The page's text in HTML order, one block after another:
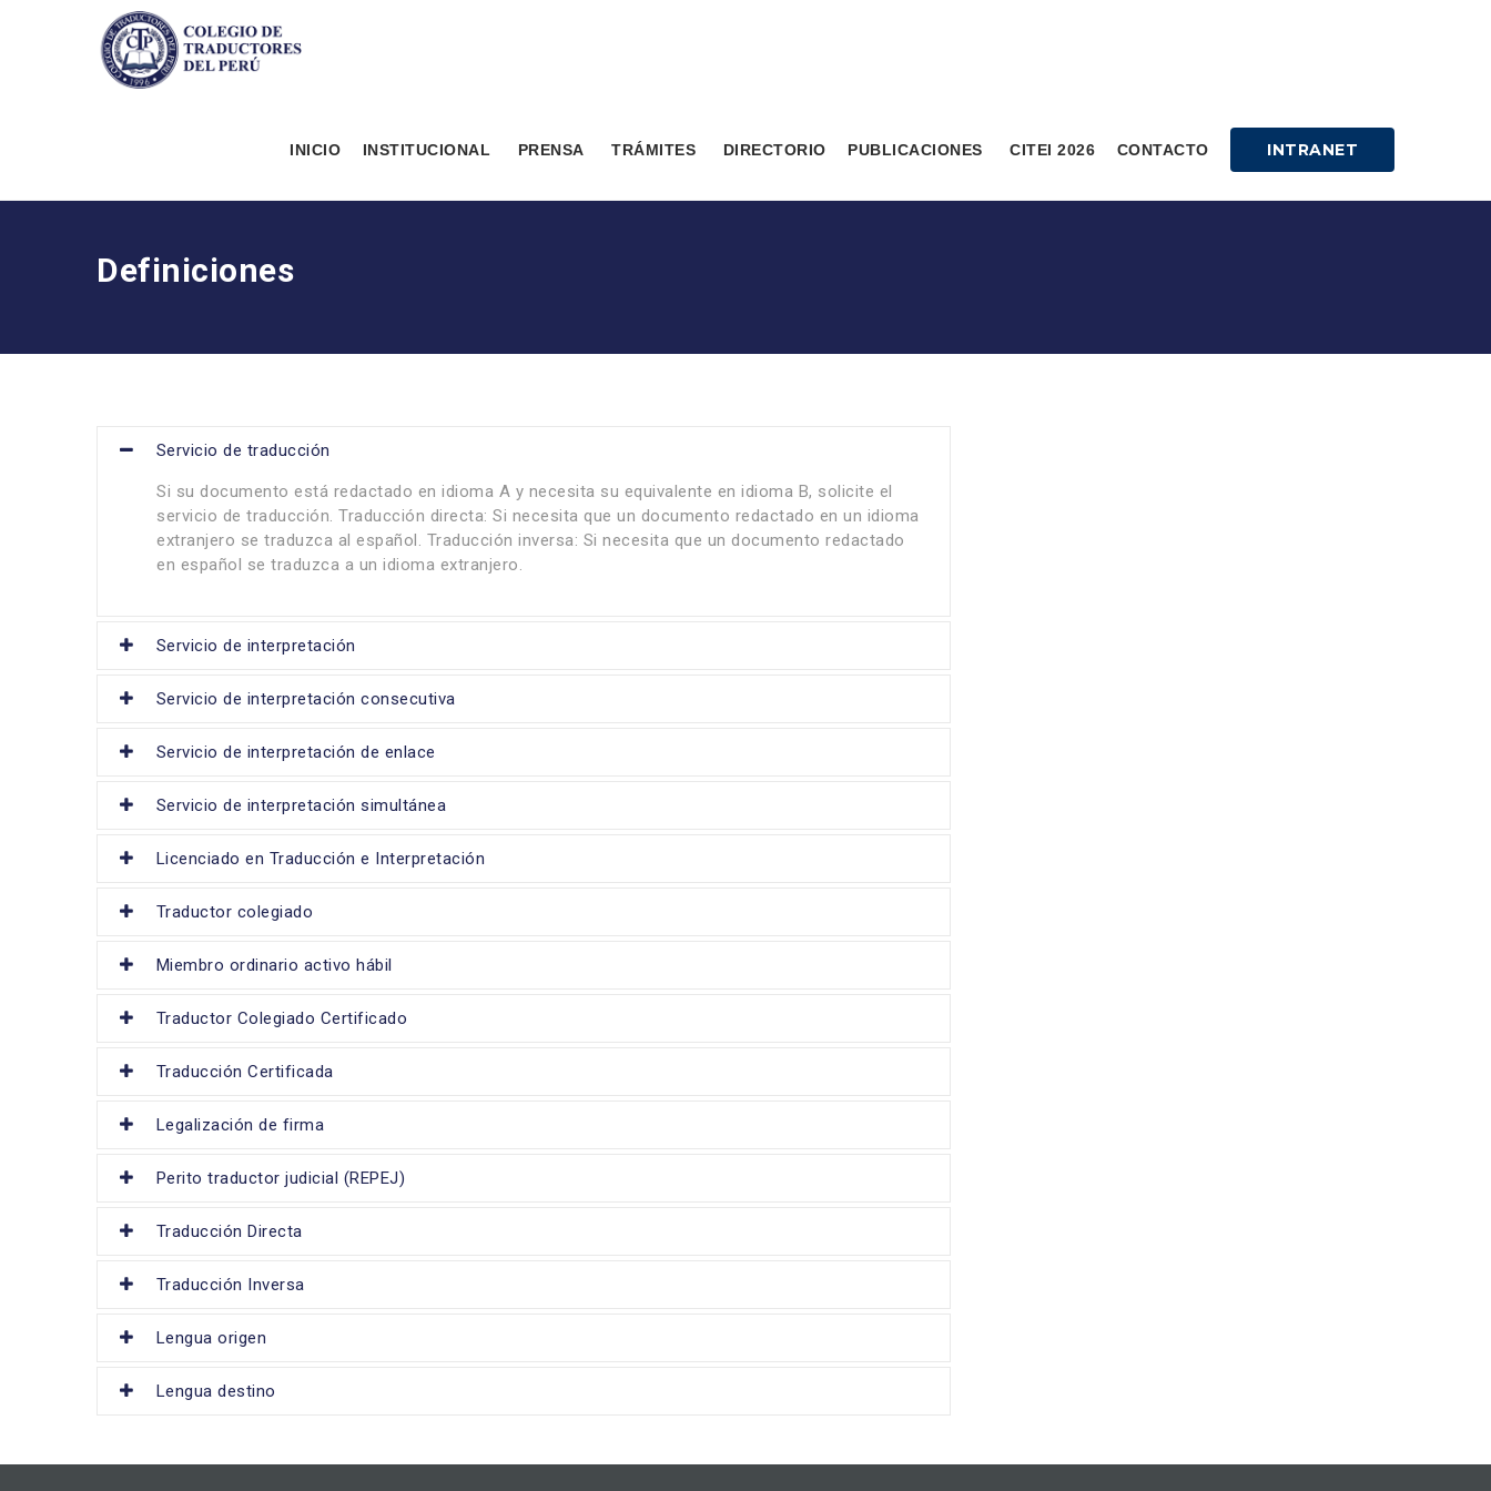
INICIO INSTITUCIONAL PRENSA TRÁMITES DIRECTORIO PUBLICACIONES CITEI 2026 CONTACTO INTRANET
Definiciones
Servicio de traducción
Si su documento está redactado en idioma A y necesita su equivalente en idioma B, solicite el
servicio de traducción. Traducción directa: Si necesita que un documento redactado en un idioma
extranjero se traduzca al español. Traducción inversa: Si necesita que un documento redactado
en español se traduzca a un idioma extranjero.
Servicio de interpretación
Servicio de interpretación consecutiva
Servicio de interpretación de enlace
Servicio de interpretación simultánea
Licenciado en Traducción e Interpretación
Traductor colegiado
Miembro ordinario activo hábil
Traductor Colegiado Certificado
Traducción Certificada
Legalización de firma
Perito traductor judicial (REPEJ)
Traducción Directa
Traducción Inversa
Lengua origen
Lengua destino